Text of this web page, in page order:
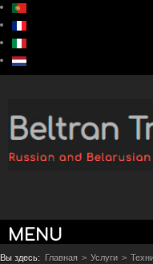
MENU
Вы здесь: Главная > Услуги >